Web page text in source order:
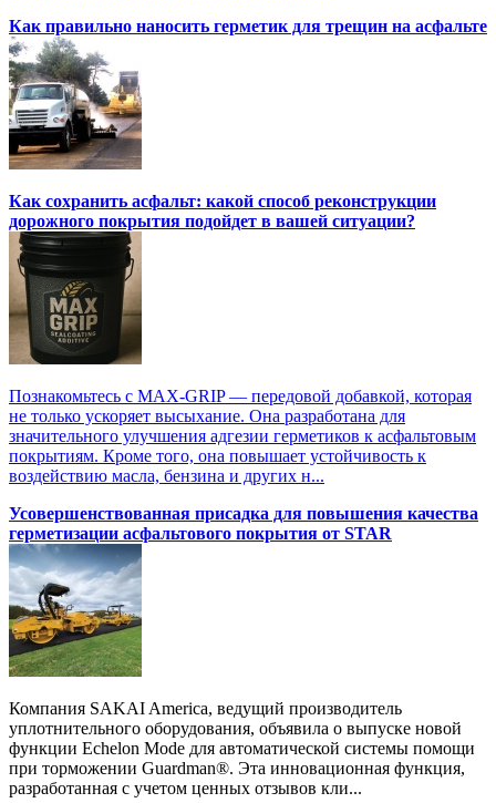
Как правильно наносить герметик для трещин на асфальте
Как сохранить асфальт: какой способ реконструкции
дорожного покрытия подойдет в вашей ситуации?
Познакомьтесь с MAX-GRIP — передовой добавкой, которая
не только ускоряет высыхание. Она разработана для
значительного улучшения адгезии герметиков к асфальтовым
покрытиям. Кроме того, она повышает устойчивость к
воздействию масла, бензина и других н...
Усовершенствованная присадка для повышения качества
герметизации асфальтового покрытия от STAR
Компания SAKAI America, ведущий производитель
уплотнительного оборудования, объявила о выпуске новой
функции Echelon Mode для автоматической системы помощи
при торможении Guardman®. Эта инновационная функция,
разработанная с учетом ценных отзывов кли...